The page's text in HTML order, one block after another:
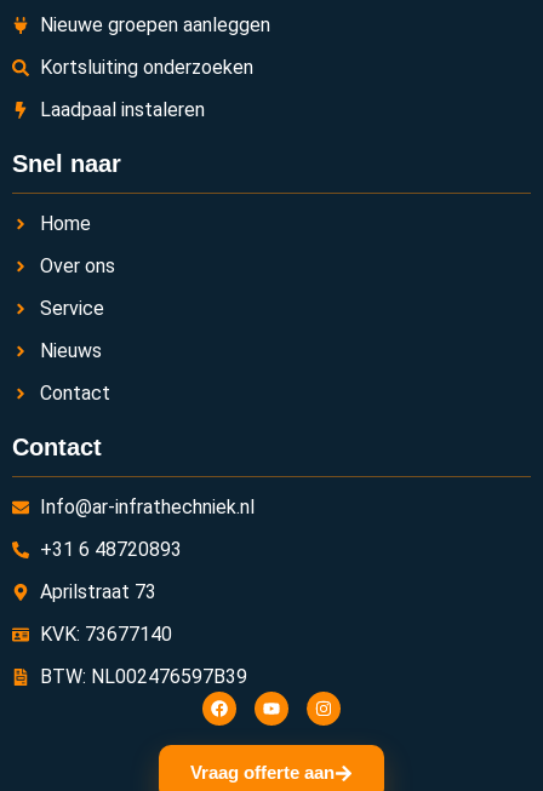
Nieuwe groepen aanleggen
Kortsluiting onderzoeken
Laadpaal instaleren
Snel naar
Home
Over ons
Service
Nieuws
Contact
Contact
Info@ar-infrathechniek.nl
+31 6 48720893
Aprilstraat 73
KVK: 73677140
BTW: NL002476597B39
Vraag offerte aan